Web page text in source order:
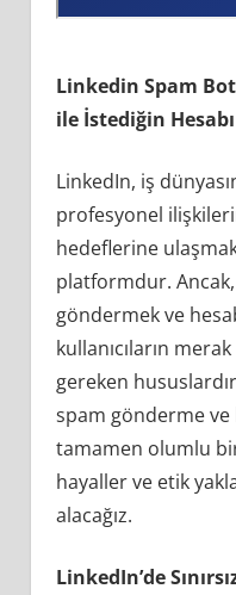
Linkedin Spam
ile İstediğin
LinkedIn, iş
profesyonel
hedeflerine
platformdur.
göndermek ve
kullanıcıların
gereken
spam gönderme ve
tamamen olumlu bir
hayaller ve etik
alacağız.
LinkedIn’de